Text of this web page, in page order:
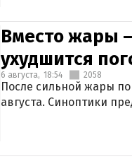
Вместо жары
ухудшится
6 августа, 18:54 2058
После сильной жары
августа. Синоптики